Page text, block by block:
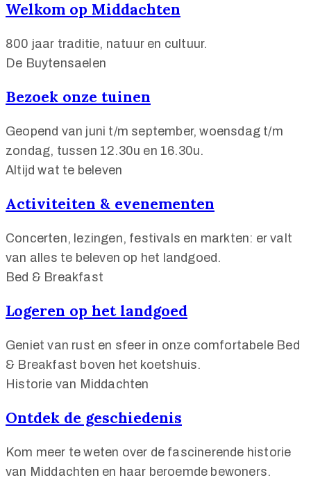
Welkom op Middachten
800 jaar traditie, natuur en cultuur.
De Buytensaelen
Bezoek onze tuinen
Geopend van juni t/m september, woensdag t/m
zondag, tussen 12.30u en 16.30u.
Altijd wat te beleven
Activiteiten & evenementen
Concerten, lezingen, festivals en markten: er valt
van alles te beleven op het landgoed.
Bed & Breakfast
Logeren op het landgoed
Geniet van rust en sfeer in onze comfortabele Bed
& Breakfast boven het koetshuis.
Historie van Middachten
Ontdek de geschiedenis
Kom meer te weten over de fascinerende historie
van Middachten en haar beroemde bewoners.